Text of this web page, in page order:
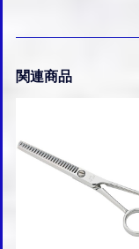
関連商品